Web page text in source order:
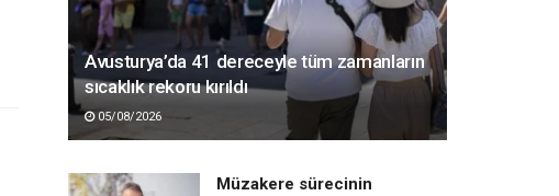
Avusturya’da 41 dereceyle tüm zamanların
sıcaklık rekoru kırıldı
05/08/2026
Müzakere sürecinin